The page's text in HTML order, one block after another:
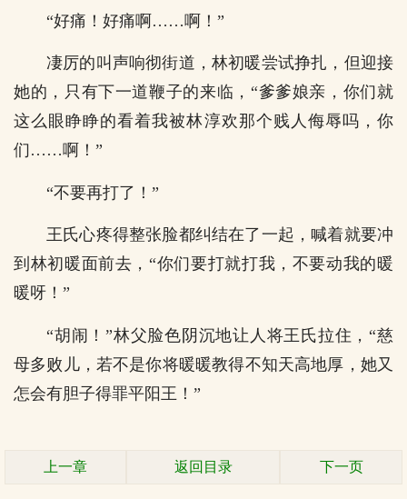
“好痛！好痛啊……啊！”
凄厉的叫声响彻街道，林初暖尝试挣扎，但迎接
她的，只有下一道鞭子的来临，“爹爹娘亲，你们就
这么眼睁睁的看着我被林淳欢那个贱人侮辱吗，你
们……啊！”
“不要再打了！”
王氏心疼得整张脸都纠结在了一起，喊着就要冲
到林初暖面前去，“你们要打就打我，不要动我的暖
暖呀！”
“胡闹！”林父脸色阴沉地让人将王氏拉住，“慈
母多败儿，若不是你将暖暖教得不知天高地厚，她又
怎会有胆子得罪平阳王！”
上一章 返回目录 下一页